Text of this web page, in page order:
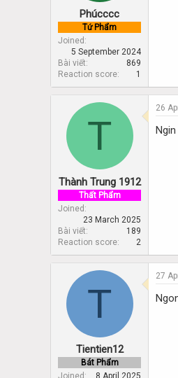
Phúcccc
Tứ Phẩm
Joined
5 September 2024
Bài viết
869
Reaction score
1
T
Thành Trung 1912
Thất Phẩm
Joined
23 March 2025
Bài viết
189
Reaction score
2
26
Ngin
T
Tientien12
Bát Phẩm
Joined
8 April 2025
27